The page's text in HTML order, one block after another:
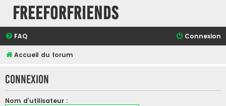
FreeForFriends
FAQ Connexion
Accueil du forum
Connexion
Nom d’utilisateur :